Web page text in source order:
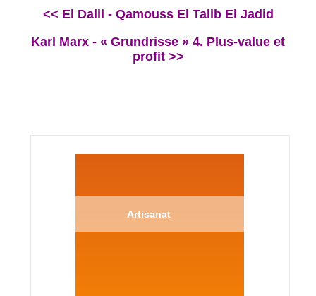
<< El Dalil - Qamouss El Talib El Jadid
Karl Marx - « Grundrisse » 4. Plus-value et
profit >>
Artisanat